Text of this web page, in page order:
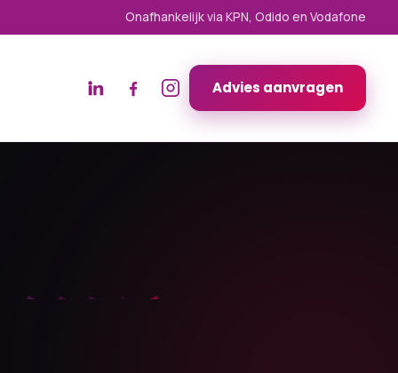
Onafhankelijk via KPN, Odido en Vodafone
Advies aanvragen